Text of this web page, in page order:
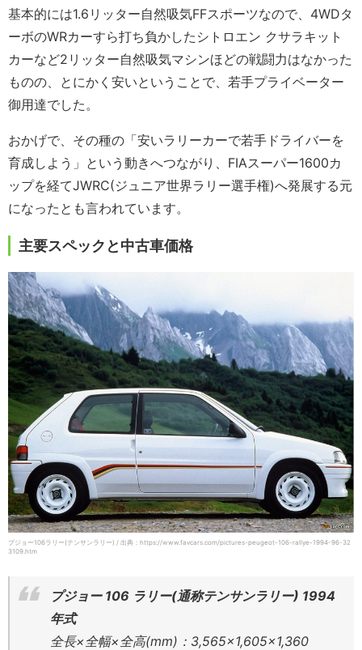
基本的には1.6リッター自然吸気FFスポーツなので、4WDタ
ーボのWRカーすら打ち負かしたシトロエン クサラキット
カーなど2リッター自然吸気マシンほどの戦闘力はなかった
ものの、とにかく安いということで、若手プライベーター
御用達でした。
おかげで、その種の「安いラリーカーで若手ドライバーを
育成しよう」という動きへつながり、FIAスーパー1600カ
ップを経てJWRC(ジュニア世界ラリー選手権)へ発展する元
になったとも言われています。
主要スペックと中古車価格
プジョー106ラリー(テンサンラリー) / 出典：https://www.favcars.com/pictures-peugeot-106-rallye-1994-96-32
3109.htm
プジョー 106 ラリー(通称テンサンラリー) 1994
年式
全長×全幅×全高(mm)：3,565×1,605×1,360